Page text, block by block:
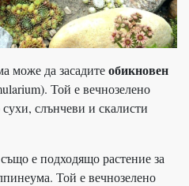
може да засадитеобикновен
Той е вечнозелено
слънчеви и скалисти
е подходящо растение за
Той е вечнозелено